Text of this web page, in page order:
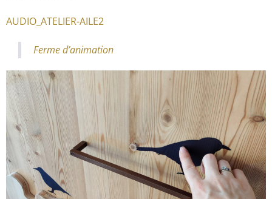
AUDIO_ATELIER-AILE2
Ferme d’animation